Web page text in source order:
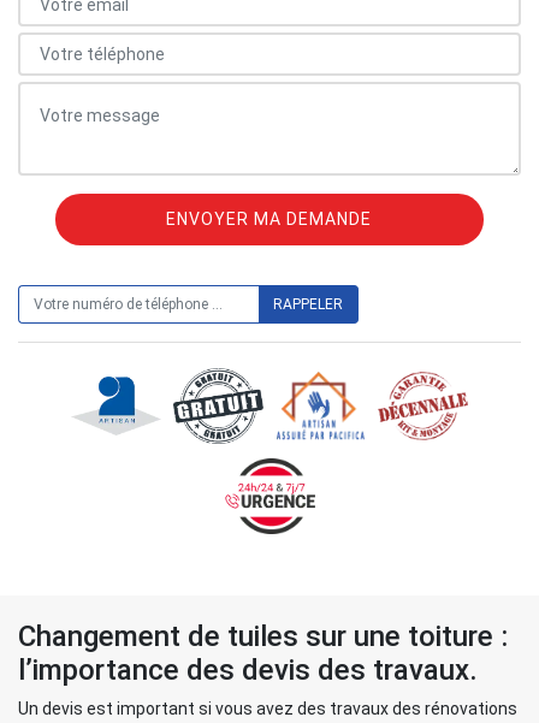
Changement de tuiles sur une toiture :
l’importance des devis des travaux.
Un devis est important si vous avez des travaux des rénovations